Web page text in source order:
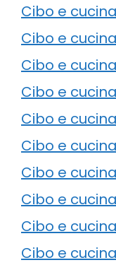
Cibo e
Cibo e
Cibo e
Cibo e
Cibo e
Cibo e
Cibo e
Cibo e
Cibo e
Cibo e